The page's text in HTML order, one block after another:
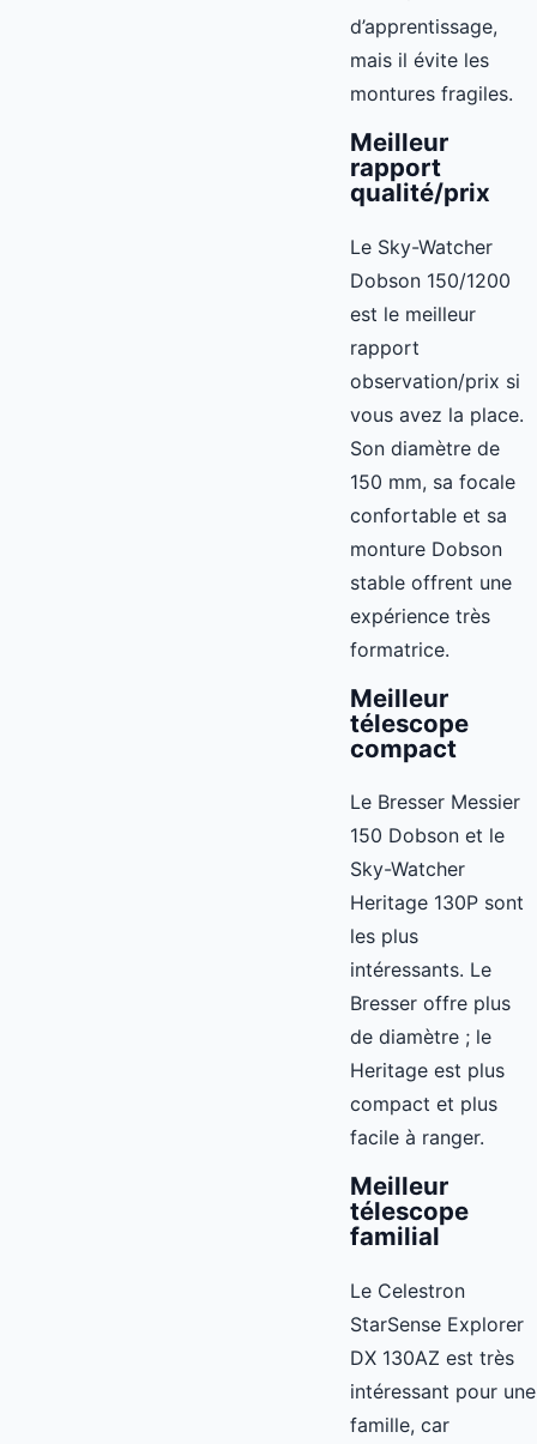
d’apprentissage,
mais il évite les
montures fragiles.
Meilleur
rapport
qualité/prix
Le Sky-Watcher
Dobson 150/1200
est le meilleur
rapport
observation/prix si
vous avez la place.
Son diamètre de
150 mm, sa focale
confortable et sa
monture Dobson
stable offrent une
expérience très
formatrice.
Meilleur
télescope
compact
Le Bresser Messier
150 Dobson et le
Sky-Watcher
Heritage 130P sont
les plus
intéressants. Le
Bresser offre plus
de diamètre ; le
Heritage est plus
compact et plus
facile à ranger.
Meilleur
télescope
familial
Le Celestron
StarSense Explorer
DX 130AZ est très
intéressant pour une
famille, car